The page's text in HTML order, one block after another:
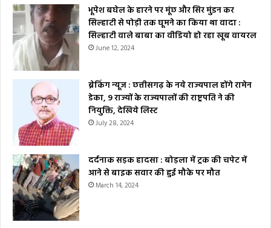
भूपेश बघेल के हारने पर मूंछ और सिर मुंडन कर
सिल्हाटी से पोड़ी तक घूमने का किया था वादा :
सिल्हाटी वाले बाबा का वीडियो हो रहा खूब वायरल
June 12, 2024
ब्रेकिंग न्यूज : छत्तीसगढ़ के नये राज्यपाल होंगे रामेन
डेका, 9 राज्यों के राज्यपालों की राष्ट्रपति ने की
नियुक्ति, देखिये लिस्ट
July 28, 2024
दर्दनाक सड़क हादसा : बोड़ला में ट्रक की चपेट में
आने से बाइक सवार की हुई मौके पर मौत
March 14, 2024